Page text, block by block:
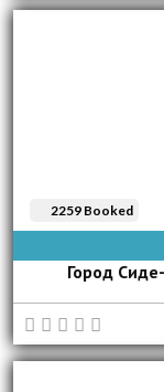
Город
2259 Booked